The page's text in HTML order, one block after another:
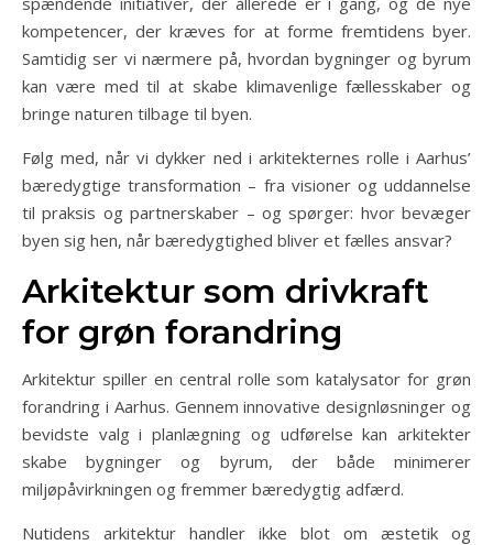
kompetencer, der kræves for at forme fremtidens byer.
Samtidig ser vi nærmere på, hvordan bygninger og byrum
kan være med til at skabe klimavenlige fællesskaber og
bringe naturen tilbage til byen.
Følg med, når vi dykker ned i arkitekternes rolle i Aarhus’
bæredygtige transformation – fra visioner og uddannelse
til praksis og partnerskaber – og spørger: hvor bevæger
byen sig hen, når bæredygtighed bliver et fælles ansvar?
Arkitektur som drivkraft
for grøn forandring
Arkitektur spiller en central rolle som katalysator for grøn
forandring i Aarhus. Gennem innovative designløsninger og
bevidste valg i planlægning og udførelse kan arkitekter
skabe bygninger og byrum, der både minimerer
miljøpåvirkningen og fremmer bæredygtig adfærd.
Nutidens arkitektur handler ikke blot om æstetik og